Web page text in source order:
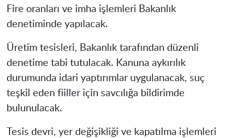
Fire oranları ve imha işlemleri Bakanlık
denetiminde yapılacak.
Üretim tesisleri, Bakanlık tarafından düzenli
denetime tabi tutulacak. Kanuna aykırılık
durumunda idari yaptırımlar uygulanacak, suç
teşkil eden fiiller için savcılığa bildirimde
bulunulacak.
Tesis devri, yer değişikliği ve kapatılma işlemleri